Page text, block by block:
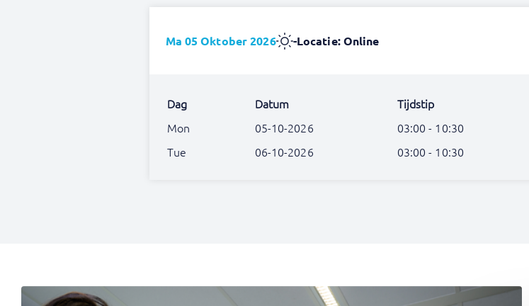
Ma 05 Oktober 2026 -Locatie: Online
Dag Datum Tijdstip
Mon
05-10-2026 03:00 - 10:30
Tue
06-10-2026 03:00 - 10:30